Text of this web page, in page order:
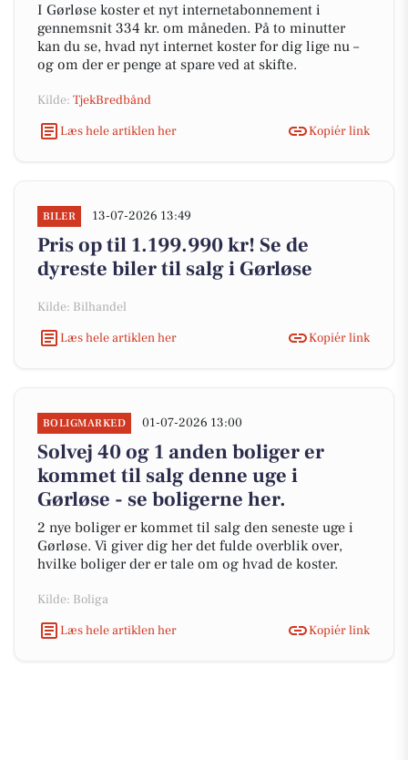
I Gørløse koster et nyt internetabonnement i
gennemsnit 334 kr. om måneden. På to minutter
kan du se, hvad nyt internet koster for dig lige nu –
og om der er penge at spare ved at skifte.
Kilde: TjekBredbånd
Læs hele artiklen her
Kopiér link
BILER 13-07-2026 13:49
Pris op til 1.199.990 kr! Se de
dyreste biler til salg i Gørløse
Kilde: Bilhandel
Læs hele artiklen her
Kopiér link
BOLIGMARKED 01-07-2026 13:00
Solvej 40 og 1 anden boliger er
kommet til salg denne uge i
Gørløse - se boligerne her.
2 nye boliger er kommet til salg den seneste uge i
Gørløse. Vi giver dig her det fulde overblik over,
hvilke boliger der er tale om og hvad de koster.
Kilde: Boliga
Læs hele artiklen her
Kopiér link